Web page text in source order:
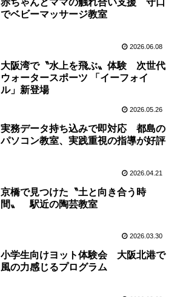
赤ちゃんとママの触れ合い支援 守口
でベビーマッサージ教室
2026.06.08
大阪湾で〝水上を飛ぶ〟体験 次世代
ウォータースポーツ 「イーフォイ
ル」新登場
2026.05.26
実務データ持ち込みで即対応 都島の
パソコン教室、実践重視の指導が好評
2026.04.21
京橋で見つけた〝土と向き合う時
間〟 駅近の陶芸教室
2026.03.30
小学生向けヨット体験会 大阪北港で
風の力感じるプログラム